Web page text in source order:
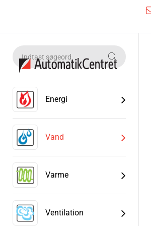
Energi
Vand
Varme
Ventilation